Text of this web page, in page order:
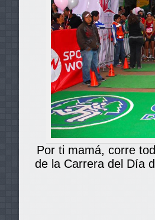
Por ti mamá, corre
de la Carrera del Día